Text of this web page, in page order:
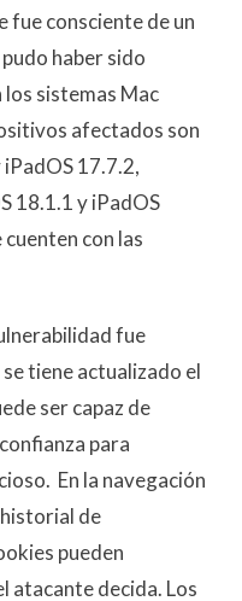
fue consciente de un
haber sido
sistemas Mac
afectados son
17.7.2,
18.1.1 y iPadOS
con las
fue
tiene actualizado el
ser capaz de
para
En la navegación
de
pueden
atacante decida. Los